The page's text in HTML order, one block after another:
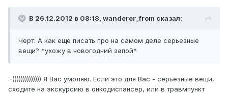
В 26.12.2012 в 08:18, wanderer_from сказал:
Черт. А как еще писать про на самом деле серьезные
вещи? *ухожу в новогодний запой*
:-)))))))))))))) Я Вас умоляю. Если это для Вас - серьезные вещи,
сходите на экскурсию в онкодиспансер, или в травмпункт